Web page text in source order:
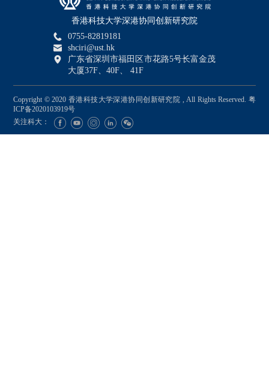
香港科技大学深港协同创新研究院
0755-82819181
shciri@ust.hk
广东省深圳市福田区市花路5号长富金茂
大厦37F、40F、 41F
Copyright © 2020 香港科技大学深港协同创新研究院 , All Rights Reserved. 粤
ICP备2020103919号
关注科大：